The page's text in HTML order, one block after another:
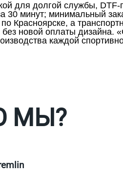
для долгой службы,
минут; минимальный
Красноярске, а
новой оплаты дизайна.
каждой
МЫ?